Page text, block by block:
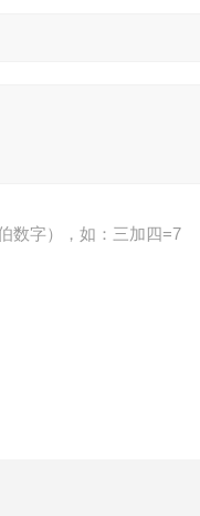
数字），如：三加四=7